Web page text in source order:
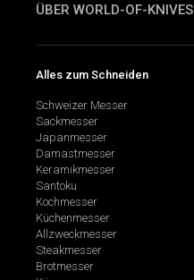
ÜBER WORLD-OF-KNIVES
Alles zum Schneiden
Schweizer Messer
Sackmesser
Japanmesser
Damastmesser
Keramikmesser
Santoku
Kochmesser
Küchenmesser
Allzweckmesser
Steakmesser
Brotmesser